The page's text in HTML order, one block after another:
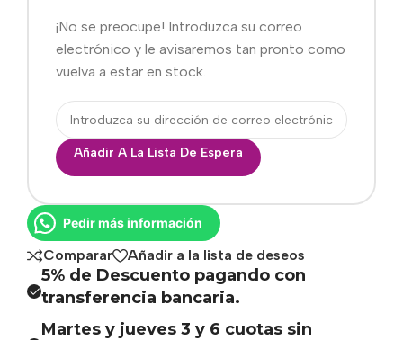
¡No se preocupe! Introduzca su correo
electrónico y le avisaremos tan pronto como
vuelva a estar en stock.
Añadir A La Lista De Espera
Pedir más información
Comparar Añadir a la lista de deseos
5% de Descuento pagando con
transferencia bancaria.
Martes y jueves 3 y 6 cuotas sin